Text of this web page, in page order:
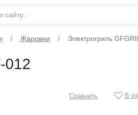
Жаровни Электрогриль
012
Сравнить В